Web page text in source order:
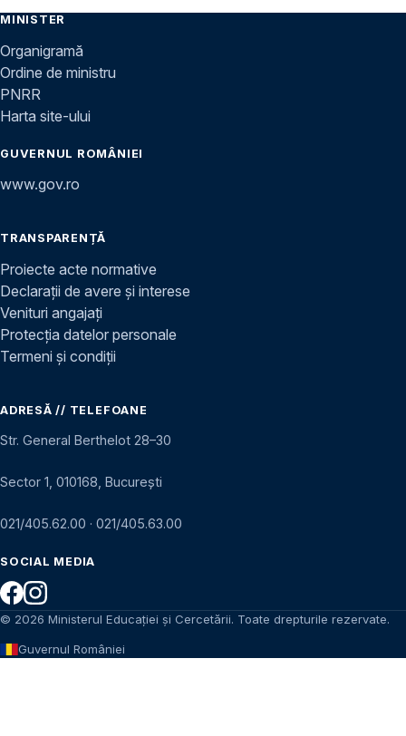
MINISTER
Organigramă
Ordine de ministru
PNRR
Harta site-ului
GUVERNUL ROMÂNIEI
www.gov.ro
TRANSPARENȚĂ
Proiecte acte normative
Declarații de avere și interese
Venituri angajați
Protecția datelor personale
Termeni și condiții
ADRESĂ // TELEFOANE
Str. General Berthelot 28–30
Sector 1, 010168, București
021/405.62.00 · 021/405.63.00
SOCIAL MEDIA
© 2026 Ministerul Educației și Cercetării. Toate drepturile rezervate.
Guvernul României